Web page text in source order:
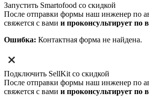
Запустить Smartofood со скидкой
После отправки формы наш инженер по
свяжется с вами и проконсультирует по
Ошибка: Контактная форма не найдена.
Подключить SellKit со скидкой
После отправки формы наш инженер по
свяжется с вами и проконсультирует по